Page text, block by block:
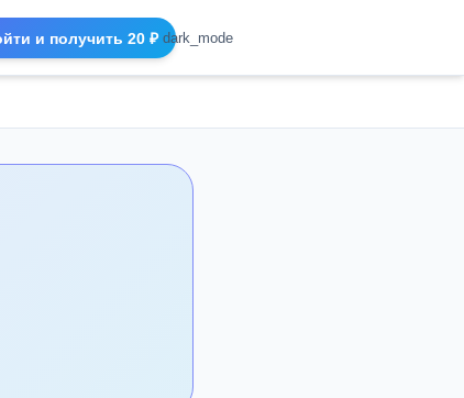
и получить 20 ₽ dark_mode